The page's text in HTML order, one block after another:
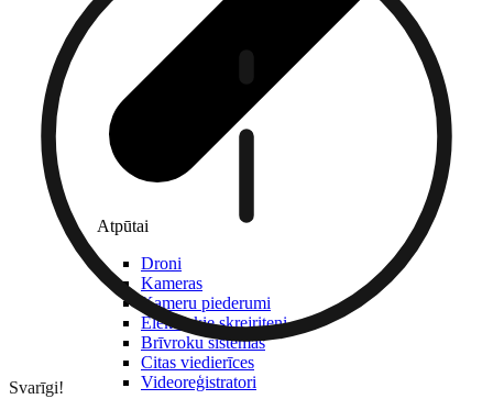
Atpūtai
Droni
Kameras
Kameru piederumi
Elektriskie skrejriteņi
Brīvroku sistēmas
Citas viedierīces
Videoreģistratori
Svarīgi!